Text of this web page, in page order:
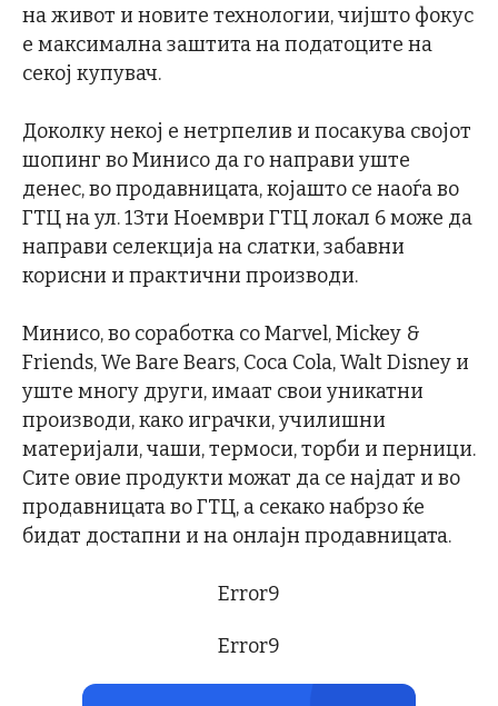
на живот и новите технологии, чијшто фокус
е максимална заштита на податоците на
секој купувач.
Доколку некој е нетрпелив и посакува својот
шопинг во Минисо да го направи уште
денес, во продавницата, којашто се наоѓа во
ГТЦ на ул. 13ти Ноември ГТЦ локал 6 може да
направи селекција на слатки, забавни
корисни и практични производи.
Минисо, во соработка со Marvel, Mickey &
Friends, We Bare Bears, Coca Cola, Walt Disney и
уште многу други, имаат свои уникатни
производи, како играчки, училишни
материјали, чаши, термоси, торби и перници.
Сите овие продукти можат да се најдат и во
продавницата во ГТЦ, а секако набрзо ќе
бидат достапни и на онлајн продавницата.
Error9
Error9